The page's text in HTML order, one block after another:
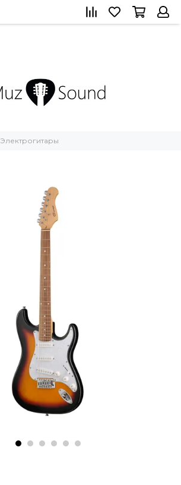
Электрогитары